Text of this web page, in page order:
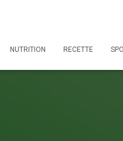
NUTRITION RECETTE